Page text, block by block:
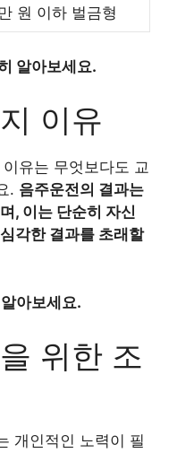
원 이하 벌금형
알아보세요.
이유
유는 무엇보다도 교
. 음주운전의 결과는
, 이는 단순히 자신
각한 결과를 초래할
아보세요.
위한 조
개인적인 노력이 필